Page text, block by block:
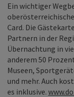
Ein wichtiger
Card. Die
Partnern in der
Übernachtung in
anderem 50
Museen,
und mehr. Auch
es inklusive.